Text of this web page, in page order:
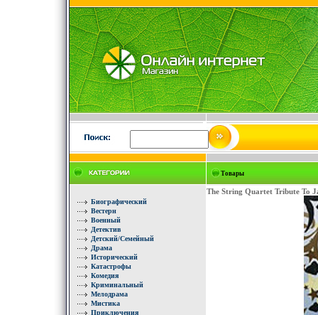
Биографический
Вестерн
Военный
Детектив
Детский/Семейный
Драма
Исторический
Катастрофы
Комедия
Криминальный
Мелодрама
Мистика
Приключения
Товары
The String Quartet Tribute To